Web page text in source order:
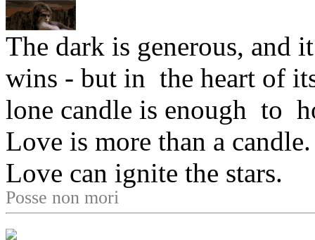
The dark is generous, and
wins - but in the heart of
lone candle is enough to
Love is more than a candle.
Love can ignite the stars.
Posse non mori